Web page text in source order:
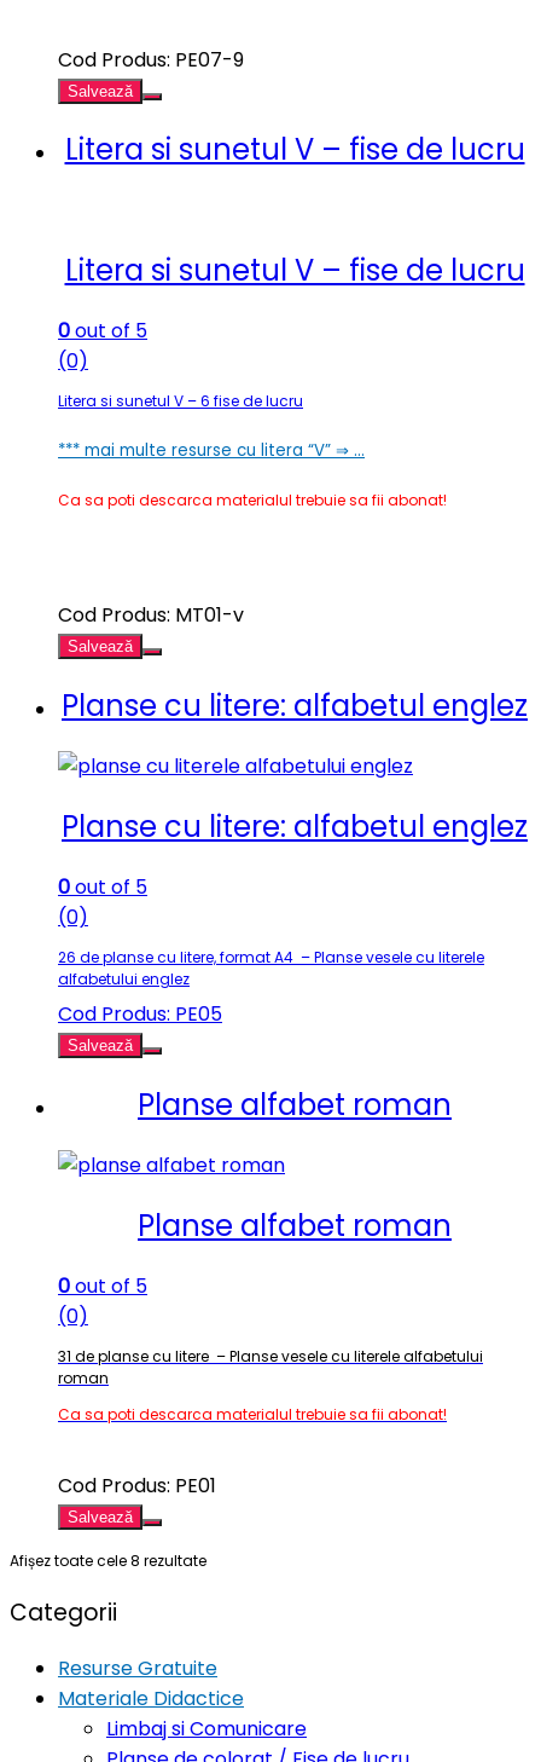
Cod Produs: PE07-9
Salvează
Litera si sunetul V – fise de lucru
Litera si sunetul V – fise de lucru
0out of 5
(0)
Litera si sunetul V – 6 fise de lucru
*** mai multe resurse cu litera “V” ⇒ …
Ca sa poti descarca materialul trebuie sa fii abonat!
Cod Produs: MT01-v
Salvează
Planse cu litere: alfabetul englez
Planse cu litere: alfabetul englez
0out of 5
(0)
26 de planse cu litere, format A4 – Planse vesele cu literele
alfabetului englez
Cod Produs: PE05
Salvează
Planse alfabet roman
Planse alfabet roman
0out of 5
(0)
31 de planse cu litere – Planse vesele cu literele alfabetului
roman
Ca sa poti descarca materialul trebuie sa fii abonat!
Cod Produs: PE01
Salvează
Afișez toate cele 8 rezultate
Categorii
Resurse Gratuite
Materiale Didactice
Limbaj si Comunicare